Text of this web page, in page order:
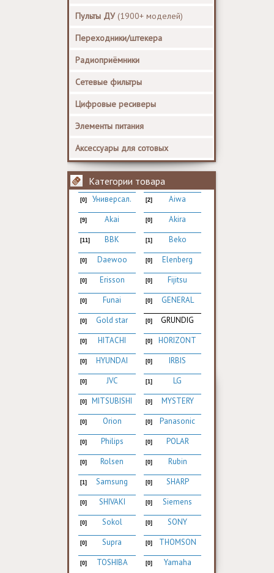
Пульты ДУ(1900+ моделей)
Переходники/штекера
Радиоприёмники
Сетевые фильтры
Цифровые ресиверы
Элементы питания
Аксессуары для сотовых
Категории товара
Универсал.
[0] Aiwa
[2]
Akai
[9] Akira
[0]
BBK
[11] Beko
[1]
Daewoo
[0] Elenberg
[0]
Erisson
[0] Fijitsu
[0]
Funai
[0] GENERAL
[0]
Gold star
[0] GRUNDIG
[0]
HITACHI
[0] HORIZONT
[0]
HYUNDAI
[0] IRBIS
[0]
JVC
[0] LG
[1]
MITSUBISHI
[0] MYSTERY
[0]
Orion
[0] Panasonic
[0]
Philips
[0] POLAR
[0]
Rolsen
[0] Rubin
[0]
Samsung
[1] SHARP
[0]
SHIVAKI
[0] Siemens
[0]
Sokol
[0] SONY
[0]
Supra
[0] THOMSON
[0]
TOSHIBA
[0] Yamaha
[0]